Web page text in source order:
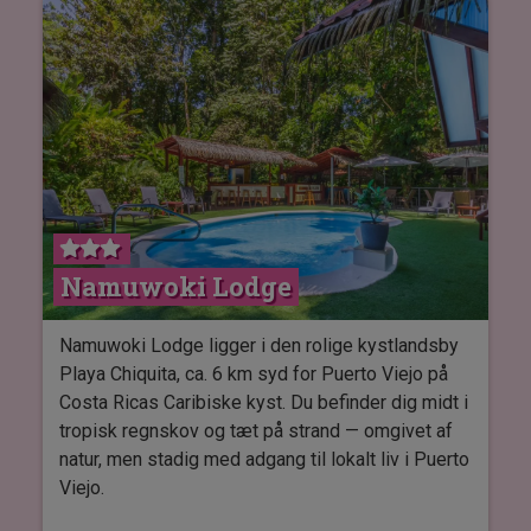
Rinconcito Eco Adventure Park, som tilbyder en
række udendørs aktiviteter for de eventyrlystne.
Hvert værelse tilbyder enten en dobbeltseng
eller to enkeltsenge, tv, køleskab,
sikkerhedsboks, WiFi og en privat balkon eller
terasse med udsigt til haven.
Nyd det vidunderlige klima fra swimmingpoolen,
eller slap af i en hængekøje ved siden af poolen,
som er det perfekt til at nyde udsigten og
fotografere det lokale dyreliv, herunder fugle,
som naturligt befinder sig i området.
Når sulten melder sig kan du besøge hotellets
restaurant, som tilbyder nationale og
internationale retter med udsigt til bjergene.
Namuwoki Lodge
Namuwoki Lodge ligger i den rolige kystlandsby
Playa Chiquita, ca. 6 km syd for Puerto Viejo på
Costa Ricas Caribiske kyst. Du befinder dig midt i
tropisk regnskov og tæt på strand — omgivet af
natur, men stadig med adgang til lokalt liv i Puerto
Viejo.